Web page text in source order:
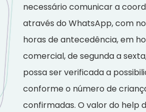
necessário comunicar a
através do WhatsApp, com
horas de antecedência, em
comercial, de segunda a
possa ser verificada a
conforme o número de
confirmadas. O valor do help